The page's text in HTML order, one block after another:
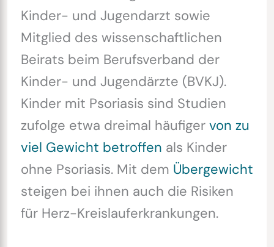
Kinder- und Jugendarzt sowie
Mitglied des wissenschaftlichen
Beirats beim Berufsverband der
Kinder- und Jugendärzte (BVKJ).
Kinder mit Psoriasis sind Studien
zufolge etwa dreimal häufiger von zu
viel Gewicht betroffen als Kinder
ohne Psoriasis. Mit dem Übergewicht
steigen bei ihnen auch die Risiken
für Herz-Kreislauferkrankungen.